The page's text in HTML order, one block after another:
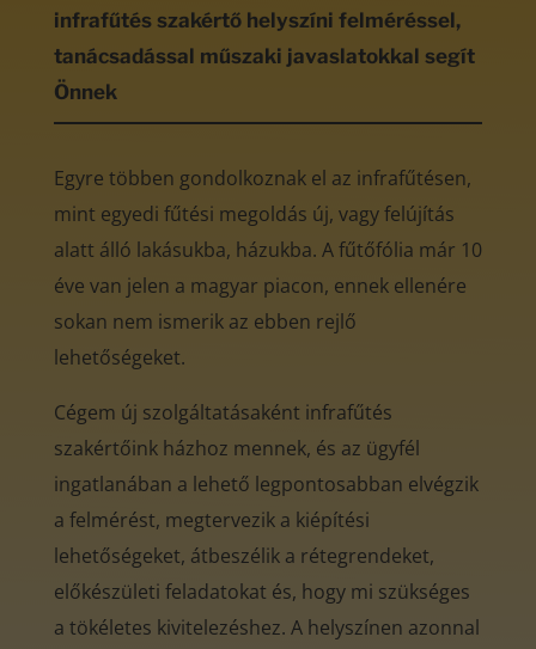
infrafűtés szakértő helyszíni felméréssel,
tanácsadással műszaki javaslatokkal segít
Önnek
Egyre többen gondolkoznak el az infrafűtésen,
mint egyedi fűtési megoldás új, vagy felújítás
alatt álló lakásukba, házukba. A fűtőfólia már 10
éve van jelen a magyar piacon, ennek ellenére
sokan nem ismerik az ebben rejlő
lehetőségeket.
Cégem új szolgáltatásaként infrafűtés
szakértőink házhoz mennek, és az ügyfél
ingatlanában a lehető legpontosabban elvégzik
a felmérést, megtervezik a kiépítési
lehetőségeket, átbeszélik a rétegrendeket,
előkészületi feladatokat és, hogy mi szükséges
a tökéletes kivitelezéshez. A helyszínen azonnal